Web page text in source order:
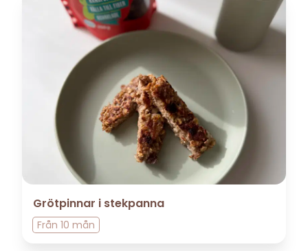
Grötpinnar i stekpanna
Från 10 mån